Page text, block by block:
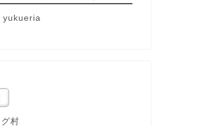
yukueria
村